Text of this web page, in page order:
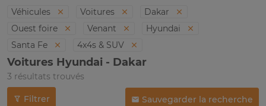
Véhicules
Voitures
Dakar
Ouest foire
Venant
Hyundai
Santa Fe
4x4s & SUV
Voitures Hyundai - Dakar
3 résultats trouvés
Filtrer Sauvegarder la recherche